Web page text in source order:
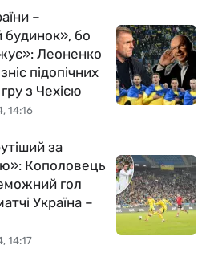
14:16
–
будинок», бо
Леоненко
підопічних
з Чехією
14:17
за
Кополовець
гол
Україна –